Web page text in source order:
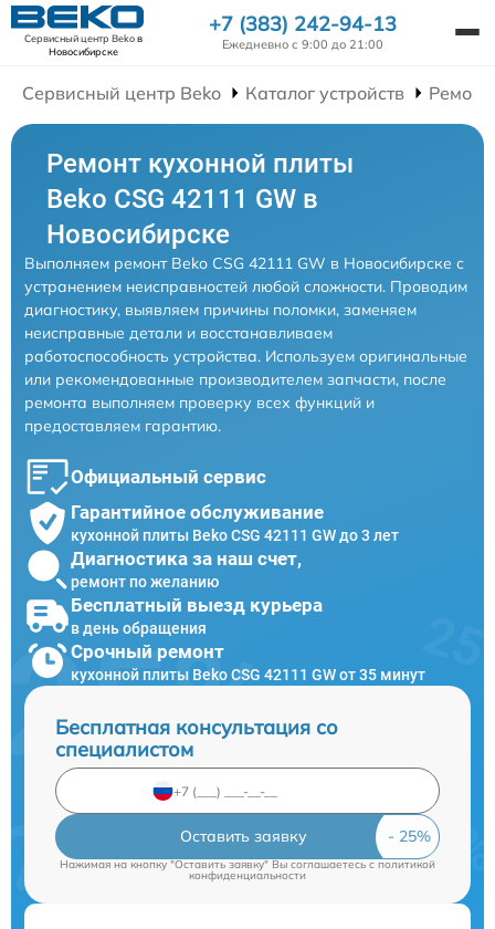
Сервисный центр Bekoв
Новосибирске
+7 (383) 242-94-13
Ежедневно с 9:00 до 21:00
Сервисный центр Beko Каталог устройств
Ремонт кухонной плиты
Beko CSG 42111 GW в
Новосибирске
Выполняем ремонт Beko CSG 42111 GW в Новосибирске с
устранением неисправностей любой сложности. Проводим
диагностику, выявляем причины поломки, заменяем
неисправные детали и восстанавливаем
работоспособность устройства. Используем оригинальные
или рекомендованные производителем запчасти, после
ремонта выполняем проверку всех функций и
предоставляем гарантию.
Официальный сервис
Гарантийное обслуживание
кухонной плиты Beko CSG 42111 GW до 3 лет
Диагностика за наш счет,
ремонт по желанию
Бесплатный выезд курьера
в день обращения
Срочный ремонт
кухонной плиты Beko CSG 42111 GW от 35 минут
Бесплатная консультация со
специалистом
Оставить заявку
Нажимая на кнопку "Оставить заявку" Вы соглашаетесь c политикой
конфиденциальности